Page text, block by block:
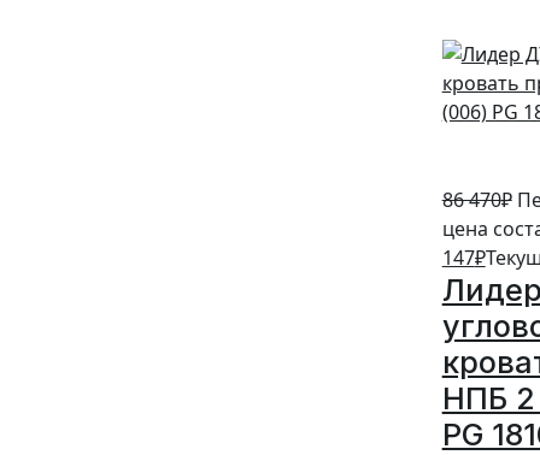
86 470₽
цена
147₽
НПБ 2
PG